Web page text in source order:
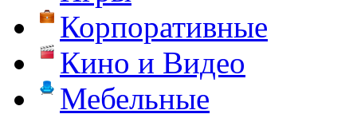
Корпоративные
Кино и Видео
Мебельные